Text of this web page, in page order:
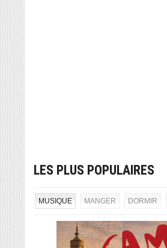
LES PLUS POPULAIRES
MUSIQUE MANGER DORMIR